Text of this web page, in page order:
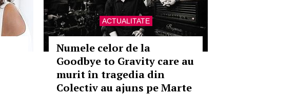
ACTUALITATE
Numele celor de la
Goodbye to Gravity care au
murit în tragedia din
Colectiv au ajuns pe Marte